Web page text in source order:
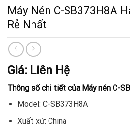
Máy Nén C-SB373H8A
Rẻ Nhất
Giá: Liên Hệ
Thông số chi tiết của Máy nén C-
Model: C-SB373H8A
Xuất xứ: China